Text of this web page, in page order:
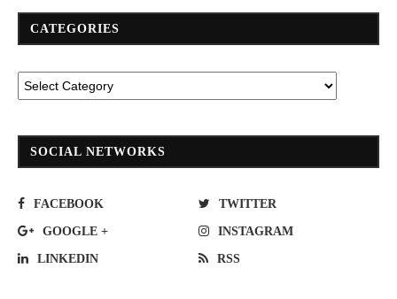
CATEGORIES
SOCIAL NETWORKS
FACEBOOK TWITTER
GOOGLE + INSTAGRAM
LINKEDIN RSS